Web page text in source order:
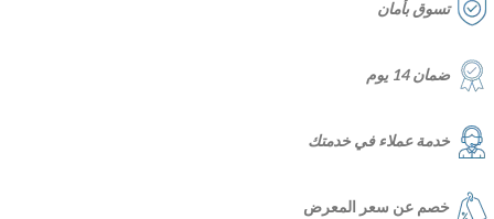
تسوق بأمان
ضمان 14 يوم
خدمة عملاء في خدمتك
خصم عن سعر المعرض